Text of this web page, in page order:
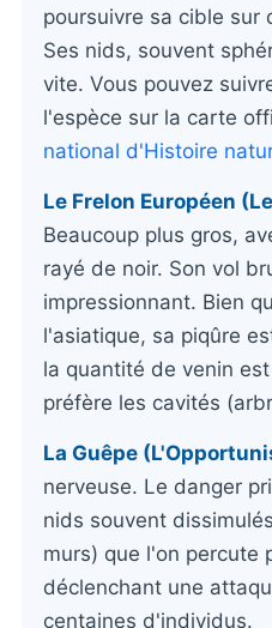
poursuivre sa cible sur
Ses nids, souvent
vite. Vous pouvez
l'espèce sur la carte
national d'Histoire
Le Frelon Européen
Beaucoup plus gros,
rayé de noir. Son vol
impressionnant. Bien
l'asiatique, sa piqûre
la quantité de venin
préfère les cavités
La Guêpe
nerveuse. Le danger
nids souvent
murs) que l'on percute
déclenchant une
centaines d'individus.